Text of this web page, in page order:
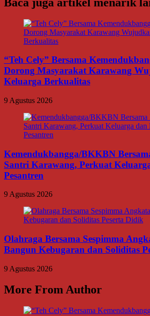
“Teh Cely” Bersama
Dorong Masyarakat Karawang
Keluarga Berkualitas
9 Agustus 2026
Kemendukbangga/BKKBN
Santri Karawang, Perkuat
Pesantren
9 Agustus 2026
Olahraga Bersama Sespimma
Bangun Kebugaran dan Soliditas
9 Agustus 2026
More From Author